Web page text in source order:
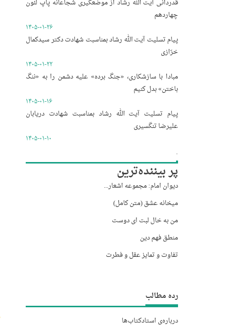
قدردانی آیت الله رشاد از موضعگیری شجاعانه پاپ لئون
چهاردهم
۱۴۰۵-۰۱-۲۶
پیام تسلیت آیت الله رشاد بمناسبت شهادت دکتر سیدکمال
خرّازی
۱۴۰۵-۰۱-۲۲
مبادا با سازشکاری، «جنگ برده» علیه دشمن را به «ننگ
باختن» بدل کنیم
۱۴۰۵-۰۱-۱۶
پیام تسلیت آیت الله رشاد بمناسبت شهادت دریابان
علیرضا تنگسیری
۱۴۰۵-۰۱-۱۰
.
پر بیننده‌ترین
دیوان امام: مجموعه اشعار...
میخانه عشق (متن کامل)
من به خال لبت ای دوست
منطق فهم دین
تفاوت و تمایز عقل و فطرت
رده مطالب
درباره‌‌ی استادکتاب‌ها